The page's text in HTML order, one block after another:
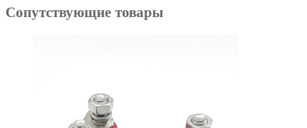
Сопутствующие товары